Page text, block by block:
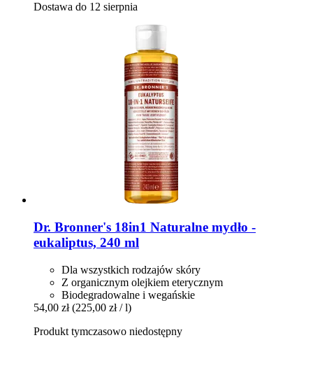
Dostawa do 12 sierpnia
Dr. Bronner's 18in1 Naturalne mydło -​
eukaliptus, 240 ml
Dla wszystkich rodzajów skóry
Z organicznym olejkiem eterycznym
Biodegradowalne i wegańskie
54,00 zł (225,00 zł / l)
Produkt tymczasowo niedostępny